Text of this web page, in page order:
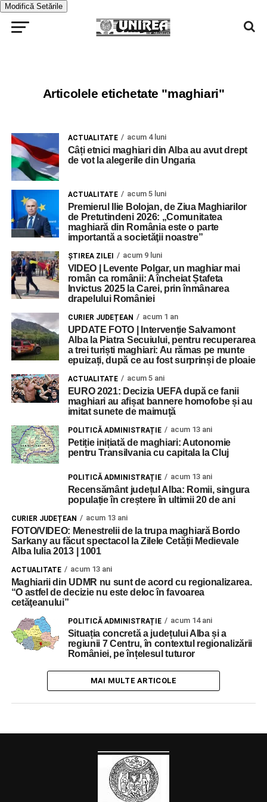
Modifică Setările
Articolele etichetate "maghiari"
ACTUALITATE acum 4 luni
Câți etnici maghiari din Alba au avut drept
de vot la alegerile din Ungaria
ACTUALITATE acum 5 luni
Premierul Ilie Bolojan, de Ziua Maghiarilor
de Pretutindeni 2026: „Comunitatea
maghiară din România este o parte
importantă a societăţii noastre”
ŞTIREA ZILEI acum 9 luni
VIDEO | Levente Polgar, un maghiar mai
român ca românii: A încheiat Ștafeta
Invictus 2025 la Carei, prin înmânarea
drapelului României
CURIER JUDEȚEAN acum 1 an
UPDATE FOTO | Intervenție Salvamont
Alba la Piatra Secuiului, pentru recuperarea
a trei turiști maghiari: Au rămas pe munte
epuizați, după ce au fost surprinși de ploaie
ACTUALITATE acum 5 ani
EURO 2021: Decizia UEFA după ce fanii
maghiari au afișat bannere homofobe și au
imitat sunete de maimuță
POLITICĂ ADMINISTRAȚIE acum 13 ani
Petiție inițiată de maghiari: Autonomie
pentru Transilvania cu capitala la Cluj
POLITICĂ ADMINISTRAȚIE acum 13 ani
Recensământ județul Alba: Romii, singura
populație în creștere în ultimii 20 de ani
CURIER JUDEȚEAN acum 13 ani
FOTO/VIDEO: Menestrelii de la trupa maghiară Bordo
Sarkany au făcut spectacol la Zilele Cetății Medievale
Alba Iulia 2013 | 1001
ACTUALITATE acum 13 ani
Maghiarii din UDMR nu sunt de acord cu regionalizarea.
“O astfel de decizie nu este deloc în favoarea
cetăţeanului”
POLITICĂ ADMINISTRAȚIE acum 14 ani
Situația concretă a județului Alba și a
regiunii 7 Centru, în contextul regionalizării
României, pe înțelesul tuturor
MAI MULTE ARTICOLE